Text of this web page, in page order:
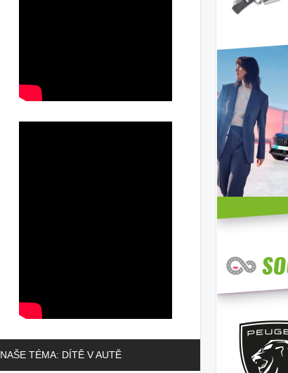
NAŠE TÉMA: DÍTĚ V AUTĚ